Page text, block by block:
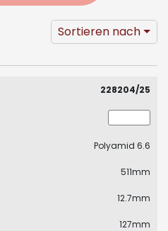
Sortieren nach
228204/25
Polyamid 6.6
511mm
12.7mm
127mm